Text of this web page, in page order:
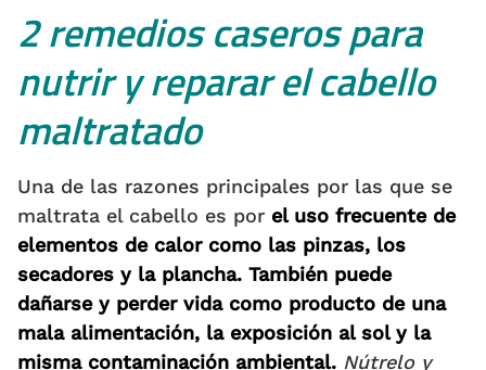
2 remedios caseros para
nutrir y reparar el cabello
maltratado
Una de las razones principales por las que se
maltrata el cabello es por el uso frecuente de
elementos de calor como las pinzas, los
secadores y la plancha. También puede
dañarse y perder vida como producto de una
mala alimentación, la exposición al sol y la
misma contaminación ambiental. Nútrelo y